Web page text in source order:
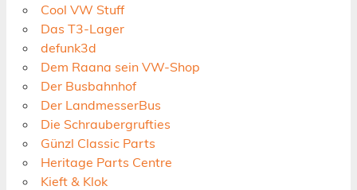
Cool VW Stuff
Das T3-Lager
defunk3d
Dem Raana sein VW-Shop
Der Busbahnhof
Der LandmesserBus
Die Schraubergrufties
Günzl Classic Parts
Heritage Parts Centre
Kieft & Klok